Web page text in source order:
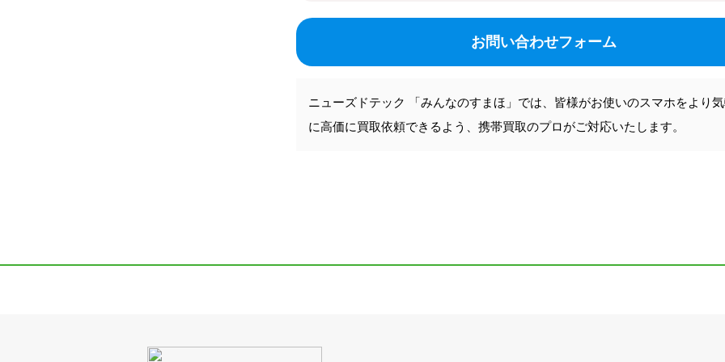
お問い合わせフォーム
ニューズドテック 「みんなのすまほ」では、皆様がお使いのスマホをより
に高価に買取依頼できるよう、携帯買取のプロがご対応いたします。